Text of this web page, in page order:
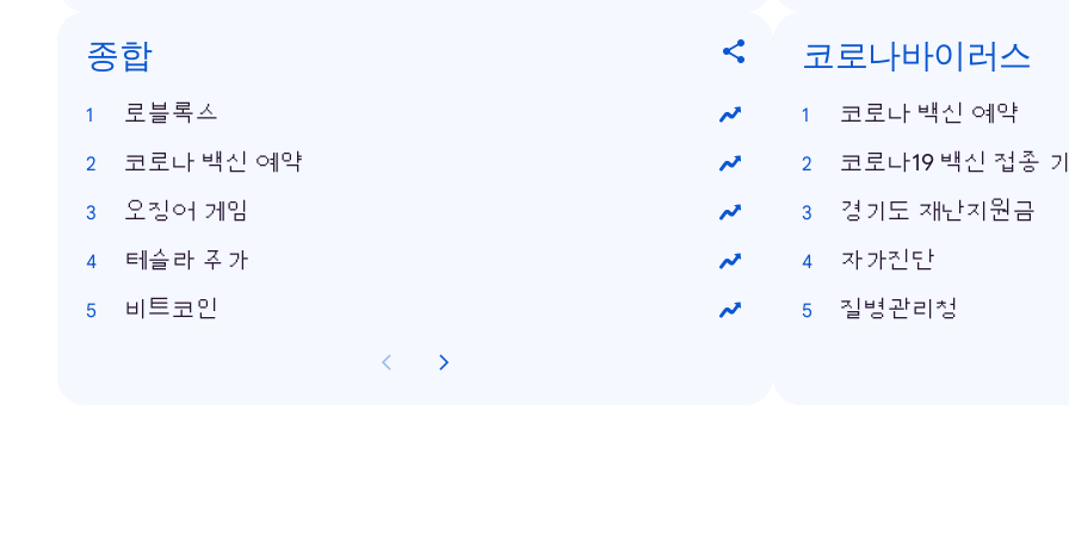
종합
로블록스
코로나 백신 예약
오징어 게임
테슬라 주가
비트코인
코로나바이러스
코로나 백신 예약
코로나19 백신 접종
경기도 재난지원금
자가진단
질병관리청